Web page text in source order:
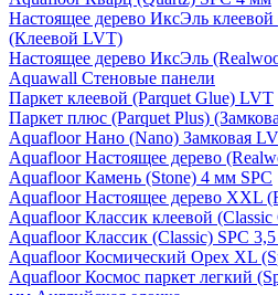
Настоящее дерево ИксЭль
(Клеевой LVT)
Настоящее дерево ИксЭль
Aquawall Стеновые панели
Паркет клеевой (Parquet Glue) LVT
Паркет плюс (Parquet Plus)
Aquafloor Нано (Nano) Замковая
Aquafloor Настоящее дерево
Aquafloor Камень (Stone) 4 мм SPC
Aquafloor Настоящее дерево XXL
Aquafloor Классик клеевой
Aquafloor Классик (Classic) SPC
Aquafloor Космический Орех XL
Aquafloor Космос паркет легкий